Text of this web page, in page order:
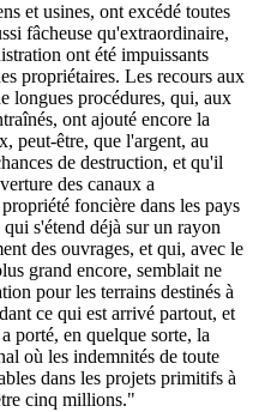
et usines, ont excédé toutes
fâcheuse qu'extraordinaire,
ont été impuissants
propriétaires. Les recours aux
longues procédures, qui, aux
ont ajouté encore la
peut-être, que l'argent, au
de destruction, et qu'il
des canaux a
foncière dans les pays
s'étend déjà sur un rayon
des ouvrages, et qui, avec le
grand encore, semblait ne
pour les terrains destinés à
ce qui est arrivé partout, et
porté, en quelque sorte, la
où les indemnités de toute
dans les projets primitifs à
cinq millions."